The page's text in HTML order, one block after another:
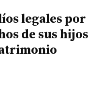
legales por
de sus hijos